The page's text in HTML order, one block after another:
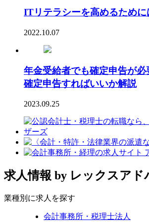
ITリテラシーを高めるために
2022.10.07
年金受給者でも確定申告が必
確定申告すればいいか解説
2023.09.25
求人情報 by レックスアド
業種別に求人を探す
会計事務所・税理士法人